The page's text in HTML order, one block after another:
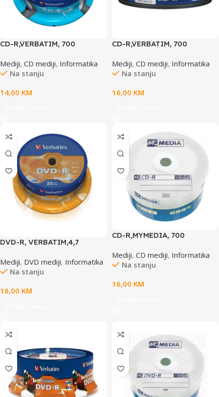
CD-R,VERBATIM, 700
EXTRA PRO.,43432
Mediji, CD mediji, Informatika
Na stanju
14,00 KM
CD-R,VERBATIM, 700
PRINTABLE,43439
Mediji, CD mediji, Informatika
Na stanju
16,00 KM
DVD-R, VERBATIM,4,7
SILVER
Mediji, DVD mediji, Informatika
Na stanju
16,00 KM
CD-R,MYMEDIA, 700
WRAP,69201
Mediji, CD mediji, Informatika
Na stanju
16,00 KM